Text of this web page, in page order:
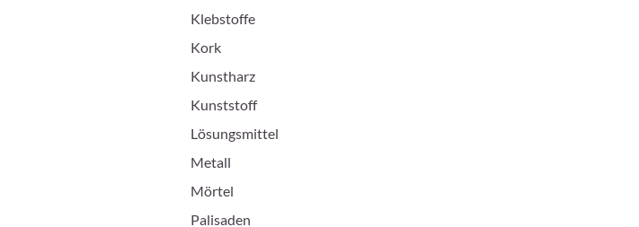
Klebstoffe
Kork
Kunstharz
Kunststoff
Lösungsmittel
Metall
Mörtel
Palisaden